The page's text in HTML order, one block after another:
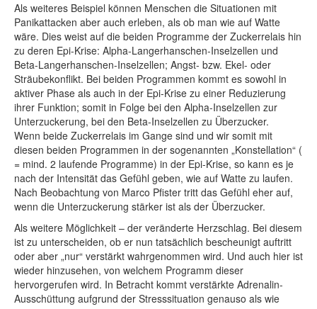
Als weiteres Beispiel können Menschen die Situationen mit
Panikattacken aber auch erleben, als ob man wie auf Watte
wäre. Dies weist auf die beiden Programme der Zuckerrelais hin
zu deren Epi-Krise: Alpha-Langerhanschen-Inselzellen und
Beta-Langerhanschen-Inselzellen; Angst- bzw. Ekel- oder
Sträubekonflikt. Bei beiden Programmen kommt es sowohl in
aktiver Phase als auch in der Epi-Krise zu einer Reduzierung
ihrer Funktion; somit in Folge bei den Alpha-Inselzellen zur
Unterzuckerung, bei den Beta-Inselzellen zu Überzucker.
Wenn beide Zuckerrelais im Gange sind und wir somit mit
diesen beiden Programmen in der sogenannten „Konstellation“ (
= mind. 2 laufende Programme) in der Epi-Krise, so kann es je
nach der Intensität das Gefühl geben, wie auf Watte zu laufen.
Nach Beobachtung von Marco Pfister tritt das Gefühl eher auf,
wenn die Unterzuckerung stärker ist als der Überzucker.
Als weitere Möglichkeit – der veränderte Herzschlag. Bei diesem
ist zu unterscheiden, ob er nun tatsächlich bescheunigt auftritt
oder aber „nur“ verstärkt wahrgenommen wird. Und auch hier ist
wieder hinzusehen, von welchem Programm dieser
hervorgerufen wird. In Betracht kommt verstärkte Adrenalin-
Ausschüttung aufgrund der Stresssituation genauso als wie